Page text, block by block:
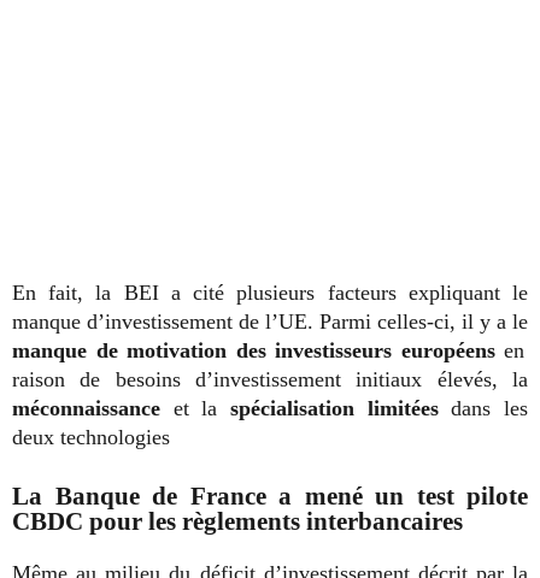
En fait, la BEI a cité plusieurs facteurs expliquant le
manque d’investissement de l’UE. Parmi celles-ci, il y a le
manque de motivation des investisseurs européensen
raison de besoins d’investissement initiaux élevés, la
méconnaissance et laspécialisation limitéesdans les
deux technologies
La Banque de France a mené un test pilote
CBDC pour les règlements interbancaires
Même au milieu du déficit d’investissement décrit par la